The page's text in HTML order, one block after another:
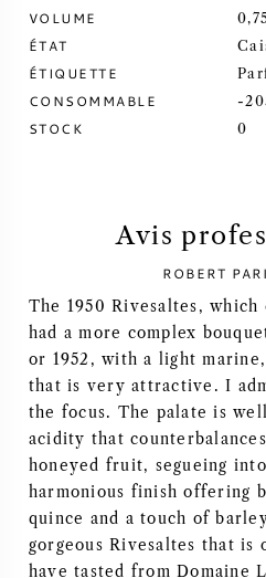
SAUVIGNON BLANC
SYRAH / SHIRAZ
RIESLING
VIN FRANÇAIS
VIN ITALIEN
VIN ESPAGNOL
VIN ALLEMAND
VIN AMÉRICAIN
VOLUME
ÉTAT
ÉTIQUETTE
CONSOMMABLE -
STOCK 0
Avis
ROBERT
The 1950 Rivesaltes,
had a more complex
or 1952, with a light
that is very attractive. I
the focus. The palate is
acidity that
honeyed fruit, segueing
harmonious finish offering
quince and a touch of
gorgeous Rivesaltes that is
have tasted from Domaine